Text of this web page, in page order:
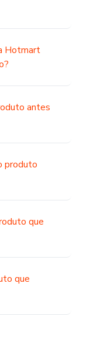
Hotmart
antes
produto
que
que